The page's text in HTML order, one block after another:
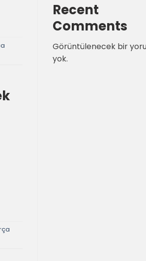
Recent
Comments
Görüntülenecek bir
yok.